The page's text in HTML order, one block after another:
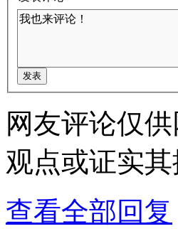
网友评论仅
观点或证实其
查看全部回复